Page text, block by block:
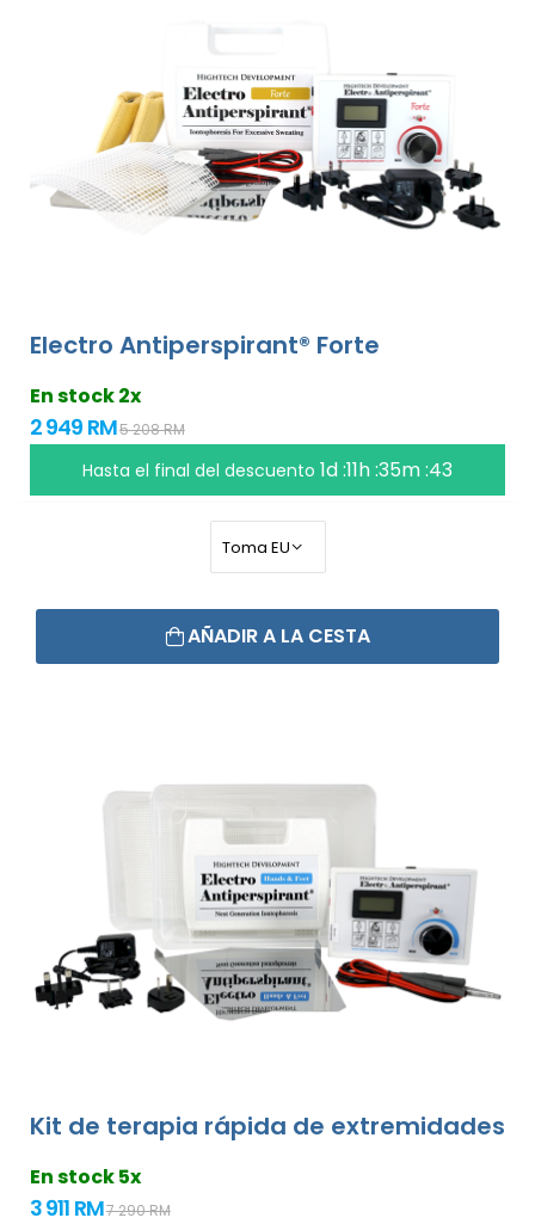
Electro Antiperspirant® Forte
En stock 2x
2 949 RM5 208 RM
Hasta el final del descuento 1d :11h :35m :42
AÑADIR A LA CESTA
Kit de terapia rápida de extremidades
En stock 5x
3 911 RM7 290 RM